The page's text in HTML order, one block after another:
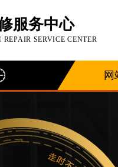
服务中心
SERVICE CENTER
网